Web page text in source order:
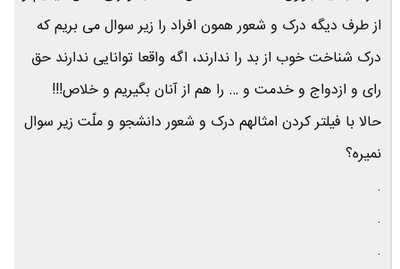
از طرف دیگه درک و شعور همون افراد را زیر سوال می بریم که
درک شناخت خوب از بد را ندارند، اگه واقعا توانایی ندارند حق
رای و ازدواج و خدمت و … را هم از آنان بگیریم و خلاص!!!
حالا با فیلتر کردن امثالهم درک و شعور دانشجو و ملّت زیر سوال
نمیره؟
.
.
.